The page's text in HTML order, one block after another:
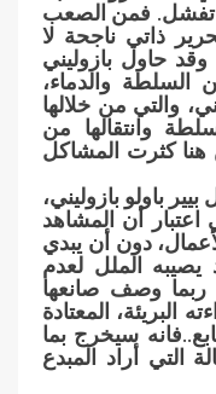
تفشل. فمن الصعب
ذاتي ناجحة لا
حاول بازوليني
السلطة والدماء،
والتي من خلالها
وانتقالها من
هنا كثرت المشاكل
باولو بازوليني،
أن المشاهد
دون أن يبدي
الملل لعدم
ربما وصف صانعها
المعتادة
سيخرج بما
أراد المبدع